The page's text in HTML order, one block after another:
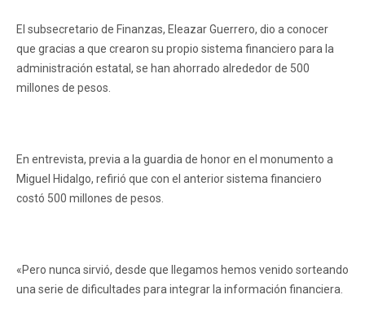
El subsecretario de Finanzas, Eleazar Guerrero, dio a conocer
que gracias a que crearon su propio sistema financiero para la
administración estatal, se han ahorrado alrededor de 500
millones de pesos.
En entrevista, previa a la guardia de honor en el monumento a
Miguel Hidalgo, refirió que con el anterior sistema financiero
costó 500 millones de pesos.
«Pero nunca sirvió, desde que llegamos hemos venido sorteando
una serie de dificultades para integrar la información financiera.